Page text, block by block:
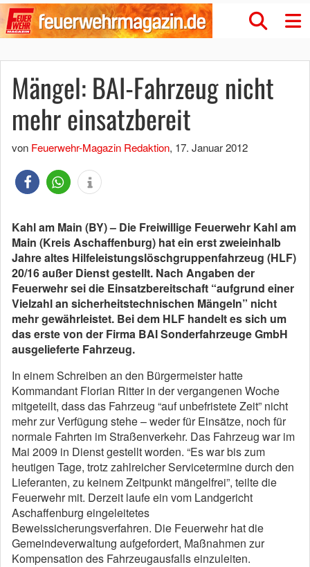
Mängel: BAI-Fahrzeug nicht
mehr einsatzbereit
von Feuerwehr-Magazin Redaktion, 17. Januar 2012
Kahl am Main (BY) – Die Freiwillige Feuerwehr Kahl am
Main (Kreis Aschaffenburg) hat ein erst zweieinhalb
Jahre altes Hilfeleistungslöschgruppenfahrzeug (HLF)
20/16 außer Dienst gestellt. Nach Angaben der
Feuerwehr sei die Einsatzbereitschaft “aufgrund einer
Vielzahl an sicherheitstechnischen Mängeln” nicht
mehr gewährleistet. Bei dem HLF handelt es sich um
das erste von der Firma BAI Sonderfahrzeuge GmbH
ausgelieferte Fahrzeug.
In einem Schreiben an den Bürgermeister hatte
Kommandant Florian Ritter in der vergangenen Woche
mitgeteilt, dass das Fahrzeug “auf unbefristete Zeit” nicht
mehr zur Verfügung stehe – weder für Einsätze, noch für
normale Fahrten im Straßenverkehr. Das Fahrzeug war im
Mai 2009 in Dienst gestellt worden. “Es war bis zum
heutigen Tage, trotz zahlreicher Servicetermine durch den
Lieferanten, zu keinem Zeitpunkt mängelfrei”, teilte die
Feuerwehr mit. Derzeit laufe ein vom Landgericht
Aschaffenburg eingeleitetes
Beweissicherungsverfahren. Die Feuerwehr hat die
Gemeindeverwaltung aufgefordert, Maßnahmen zur
Kompensation des Fahrzeugausfalls einzuleiten.